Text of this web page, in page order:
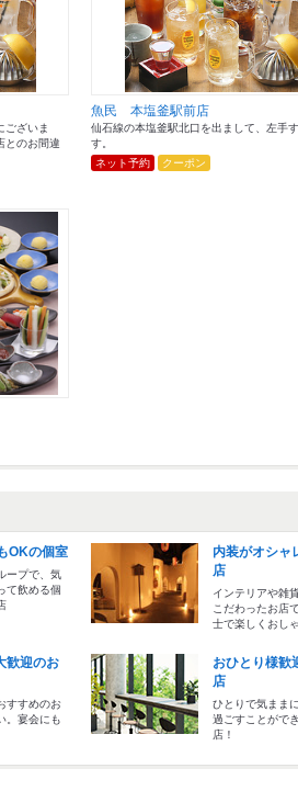
ございま
とのお間違
魚民 本塩釜駅前店
仙石線の本塩釜駅北口を出まして、左手
す。
ネット予約
クーポン
OKの個室
ープで、気
て飲める個
内装がオシャ
店
インテリアや雑
こだわったお店
士で楽しくおし
歓迎のお
すすめのお
。宴会にも
おひとり様歓
店
ひとりで気まま
過ごすことがで
店！